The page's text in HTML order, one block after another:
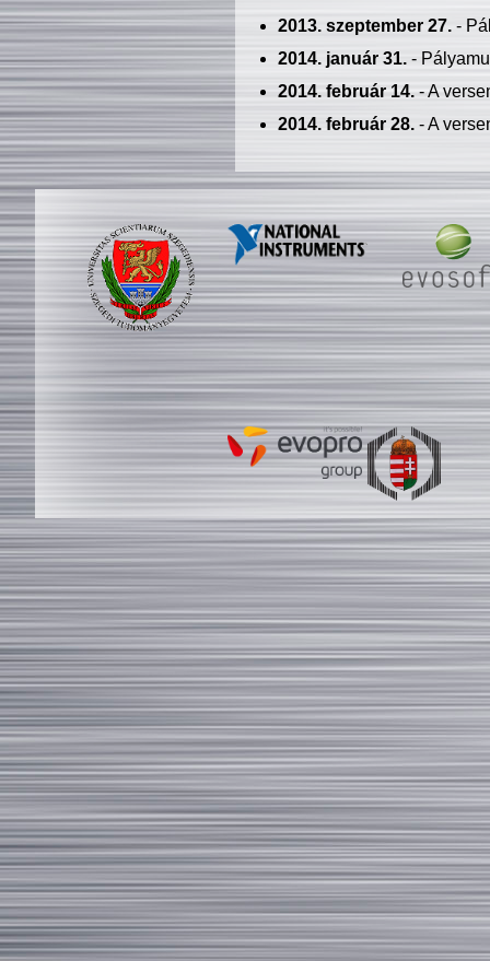
2013. szeptember 27.-
2014. január 31.-
2014. február 14.- A
2014. február 28.- A